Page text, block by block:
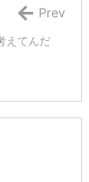
えてんだ
Prev